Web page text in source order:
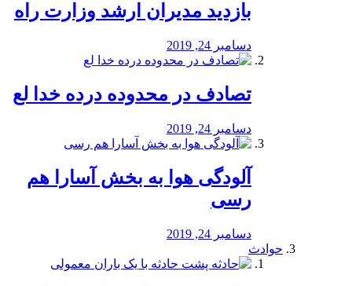
بازدید مدیران ارشد وزارت راه
دسامبر 24, 2019
تصادف در محدوده درده خدا لع
دسامبر 24, 2019
آلودگی هوا به بخش آسارا هم
رسی
دسامبر 24, 2019
حوادث